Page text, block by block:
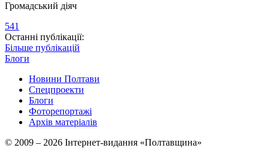
Громадський діяч
541
Останні публікації:
Більше публікацій
Блоги
Новини Полтави
Спецпроекти
Блоги
Фоторепортажі
Архів матеріалів
© 2009 – 2026 Інтернет-видання «Полтавщина»